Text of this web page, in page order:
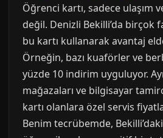
Öğrenci kartı, sadece ulaşım
değil. Denizli Bekilli’da birçok
bu kartı kullanarak avantaj
Örneğin, bazı kuaförler ve
yüzde 10 indirim uyguluyor.
mağazaları ve bilgisayar
kartı olanlara özel servis
Benim tecrübemde,